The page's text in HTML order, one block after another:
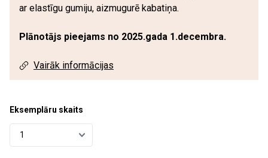
ar elastīgu gumiju, aizmugurē kabatiņa.
Plānotājs pieejams no 2025.gada 1.decembra.
Vairāk informācijas
Eksemplāru skaits